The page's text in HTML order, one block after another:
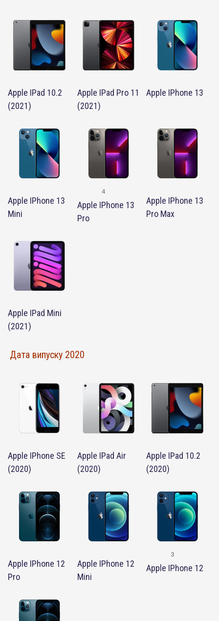
Apple IPad 10.2
(2021)
Apple IPad Pro 11
(2021)
Apple IPhone 13
Apple IPhone 13
Mini
4
Apple IPhone 13
Pro
Apple IPhone 13
Pro Max
Apple IPad Mini
(2021)
Дата випуску 2020
Apple IPhone SE
(2020)
Apple IPad Air
(2020)
Apple IPad 10.2
(2020)
Apple IPhone 12
Pro
Apple IPhone 12
Mini
3
Apple IPhone 12